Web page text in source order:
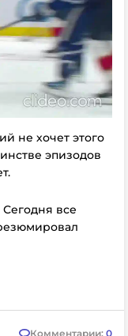
не хочет этого
эпизодов
все
Комментарии: 0